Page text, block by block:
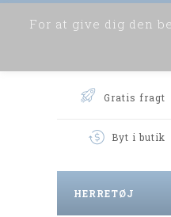
Gratis fragt
Byt i butik
HERRETØJ
For at give dig den